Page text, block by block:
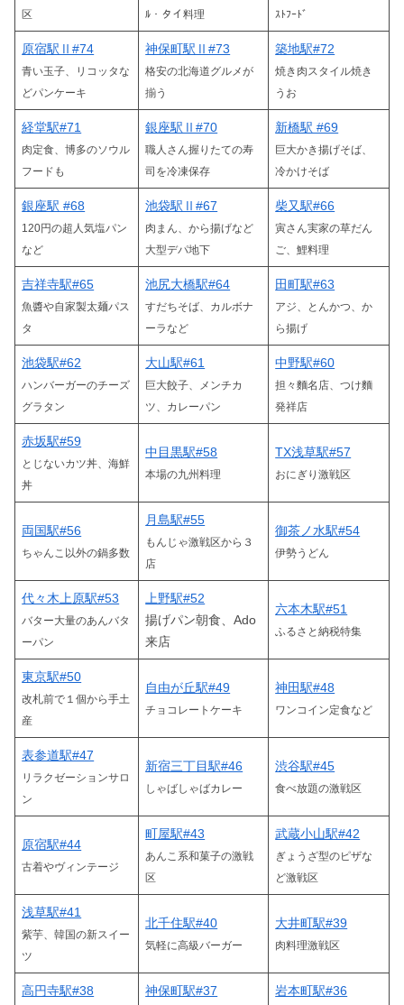
区
ﾙ・タイ料理
ｽﾄﾌｰﾄﾞ
原宿駅Ⅱ#74
青い玉子、リコッタな
どパンケーキ
神保町駅Ⅱ#73
格安の北海道グルメが
揃う
築地駅#72
焼き肉スタイル焼き
うお
経堂駅#71
肉定食、博多のソウル
フードも
銀座駅Ⅱ#70
職人さん握りたての寿
司を冷凍保存
新橋駅 #69
巨大かき揚げそば、
冷かけそば
銀座駅 #68
120円の超人気塩パン
など
池袋駅Ⅱ#67
肉まん、から揚げなど
大型デパ地下
柴又駅#66
寅さん実家の草だん
ご、鯉料理
吉祥寺駅#65
魚醬や自家製太麺パス
タ
池尻大橋駅#64
すだちそば、カルボナ
ーラなど
田町駅#63
アジ、とんかつ、か
ら揚げ
池袋駅#62
ハンバーガーのチーズ
グラタン
大山駅#61
巨大餃子、メンチカ
ツ、カレーパン
中野駅#60
担々麵名店、つけ麵
発祥店
赤坂駅#59
とじないカツ丼、海鮮
丼
中目黒駅#58
本場の九州料理
TX浅草駅#57
おにぎり激戦区
両国駅#56
ちゃんこ以外の鍋多数
月島駅#55
もんじゃ激戦区から３
店
御茶ノ水駅#54
伊勢うどん
代々木上原駅#53
バター大量のあんバタ
ーパン
上野駅#52
揚げパン朝食、Ado
来店
六本木駅#51
ふるさと納税特集
東京駅#50
改札前で１個から手土
産
自由が丘駅#49
チョコレートケーキ
神田駅#48
ワンコイン定食など
表参道駅#47
リラクゼーションサロ
ン
新宿三丁目駅#46
しゃばしゃばカレー
渋谷駅#45
食べ放題の激戦区
原宿駅#44
古着やヴィンテージ
町屋駅#43
あんこ系和菓子の激戦
区
武蔵小山駅#42
ぎょうざ型のピザな
ど激戦区
浅草駅#41
紫芋、韓国の新スイー
ツ
北千住駅#40
気軽に高級バーガー
大井町駅#39
肉料理激戦区
高円寺駅#38 神保町駅#37 岩本町駅#36